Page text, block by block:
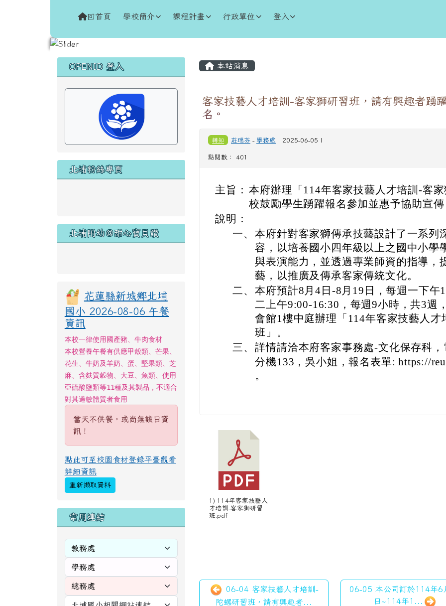
花蓮縣新城鄉北埔國民小學
回首頁 學校簡介 課程計畫 行政單位 登入
左邊區域內容
OPENID 登入
北埔附幼＠甜心寶貝讚
花蓮縣新城鄉北埔
國小 2026-08-06 午餐
資訊
本校一律使用國產豬、牛肉食材
本校營養午餐有供應甲殼類、芒果、
花生、牛奶及羊奶、蛋、堅果類、芝
麻、含麩質穀物、大豆、魚類、使用
亞硫酸鹽類等11種及其製品，不適合
對其過敏體質者食用
訊！
點此可至校園食材登錄平臺觀看
詳細資訊
重新擷取資料
右邊區域內容
常用連結
主內容區域
本站消息
名。
轉知 莊瑞芬
點閱數： 401
本府辦理「114年客家技藝人才培訓-客
校鼓勵學生踴躍報名參加並惠予協助宣
說明：
本府針對客家獅傳承技藝設計了一系列
容，以培養國小四年級以上之國中小學
與表演能力，並透過專業師資的指導，
藝，以推廣及傳承客家傳統文化。
本府預計8月4日-8月19日，每週一下午
二上午9:00-16:30，每週9小時，共3週
三、
分機133，吳小姐，報名表單: https://
1) 114年客家技藝人
才培訓-客家獅研習
班.pdf